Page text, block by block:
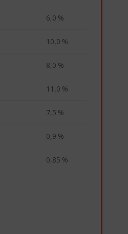
6,0 %
10,0 %
8,0 %
11,0 %
7,5 %
0,9 %
0,85 %